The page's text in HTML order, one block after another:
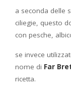
a seconda delle
ciliegie, questo
con pesche,
se invece
nome di Far
ricetta.